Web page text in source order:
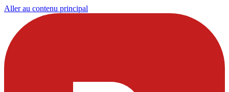
Aller au contenu principal